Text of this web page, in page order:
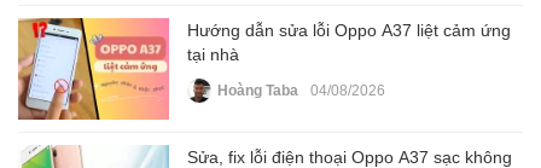
Hướng dẫn sửa lỗi Oppo A37 liệt cảm ứng
tại nhà
Hoàng Taba 04/08/2026
Sửa, fix lỗi điện thoại Oppo A37 sạc không